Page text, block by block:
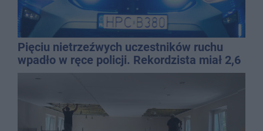
Pięciu nietrzeźwych uczestników ruchu
wpadło w ręce policji. Rekordzista miał 2,6
promila